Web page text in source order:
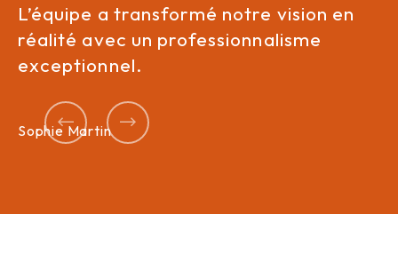
L’équipe a transformé notre vision en
réalité avec un professionnalisme
exceptionnel.
Sophie Martin
Précédent Suivant